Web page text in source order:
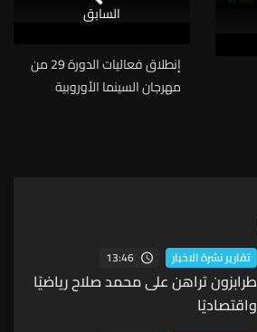
إنطلاق فعاليات الدورة 29 من
مهرجان السينما الأوروبية
السابق
تقارير نشرة الاخبار 13:46
طرابزون تراهن على محمد صلاح رياضيًا
واقتصاديًا